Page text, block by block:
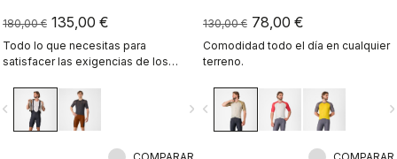
180,00 € 135,00 €
Todo lo que necesitas para
satisfacer las exigencias de los
Confort inigualable y máxima
capacidad de almacenamiento.
navigate_next
130,00 € 78,00 €
Comodidad todo el día en cualquier
terreno.
navigate_before